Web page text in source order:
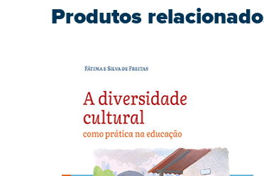
Produtos